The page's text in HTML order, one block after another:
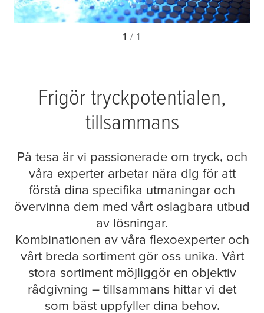
1 / 1
Frigör tryckpotentialen,
tillsammans
På tesa är vi passionerade om tryck, och
våra experter arbetar nära dig för att
förstå dina specifika utmaningar och
övervinna dem med vårt oslagbara utbud
av lösningar.
Kombinationen av våra flexoexperter och
vårt breda sortiment gör oss unika. Vårt
stora sortiment möjliggör en objektiv
rådgivning – tillsammans hittar vi det
som bäst uppfyller dina behov.